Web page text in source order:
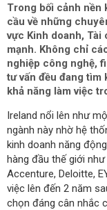
Trong bối cảnh nền
cầu về những
vực Kinh doanh, Tài
mạnh. Không chỉ
nghiệp công nghệ,
tư vấn đều đang tìm
khả năng làm việc
Ireland nổi lên như
ngành này nhờ hệ
kinh doanh năng
hàng đầu thế giới
Accenture, Deloitte,
việc lên đến 2 năm
chọn đáng cân nhắc